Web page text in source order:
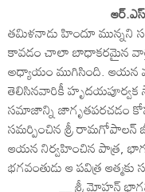
తమిళనాడు హిందూ మున్నని
కావడం చాలా బాధాకరమైన
అధ్యాయం ముగిసింది. ఆయన
తెలిసినవారికీ హృదయపూర్వక
సమాజాన్ని జాగృతపరచడం
సమర్పించిన శ్రీ రామగోపాలన్
ఆయన నిర్వహించిన పాత్ర,
భగవంతుడు ఆ పవిత్ర ఆత్మకు
__ శ్రీ మోహన్